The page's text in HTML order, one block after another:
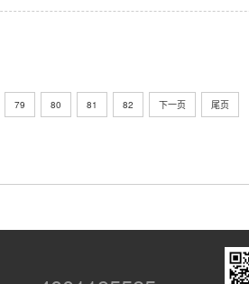
79 80 81 82 下一页 尾页